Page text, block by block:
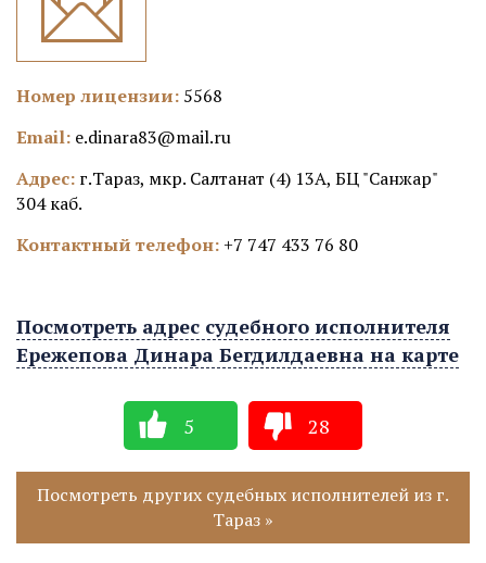
Номер лицензии: 5568
Email: e.dinara83@mail.ru
Адрес: г.Тараз, мкр. Салтанат (4) 13А, БЦ "Санжар"
304 каб.
Контактный телефон: +7 747 433 76 80
Посмотреть адрес судебного исполнителя
Ережепова Динара Бегдилдаевна на карте
5 28
Посмотреть других судебных исполнителей из г.
Тараз »